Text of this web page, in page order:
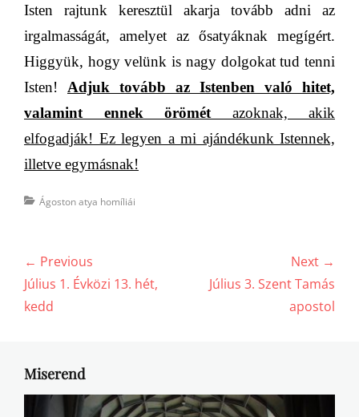
Isten rajtunk keresztül akarja tovább adni az
irgalmasságát, amelyet az ősatyáknak megígért.
Higgyük, hogy velünk is nagy dolgokat tud tenni
Isten! Adjuk tovább az Istenben való hitet,
valamint ennek örömét azoknak, akik
elfogadják! Ez legyen a mi ajándékunk Istennek,
illetve egymásnak!
Categories
Ágoston atya homíliái
Bejegyzés
navigáció
← Previous
Previous
post:
Július 1. Évközi 13. hét,
kedd
Next →
Július 3. Szent Tamás
apostol
Miserend